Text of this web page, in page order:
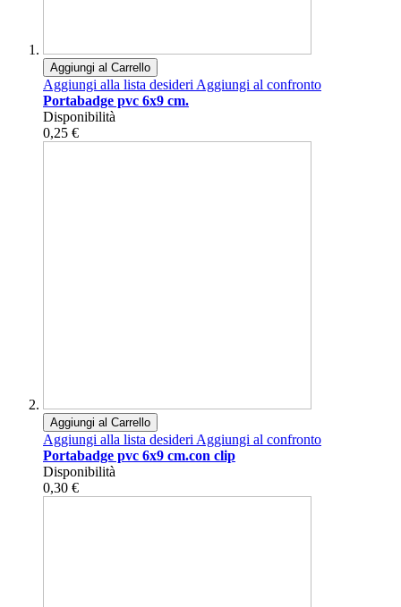
Aggiungi al Carrello
Aggiungi alla lista desideriAggiungi al confronto
Portabadge pvc 6x9 cm.
Disponibilità
0,25 €
Aggiungi al Carrello
Aggiungi alla lista desideriAggiungi al confronto
Portabadge pvc 6x9 cm.con clip
Disponibilità
0,30 €